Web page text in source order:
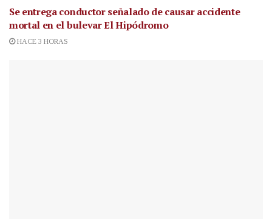
Se entrega conductor señalado de causar accidente
mortal en el bulevar El Hipódromo
HACE 3 HORAS